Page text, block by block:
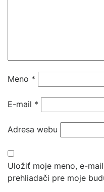
Meno *
E-mail *
Adresa webu
Uložiť moje meno, e-
prehliadači pre moje